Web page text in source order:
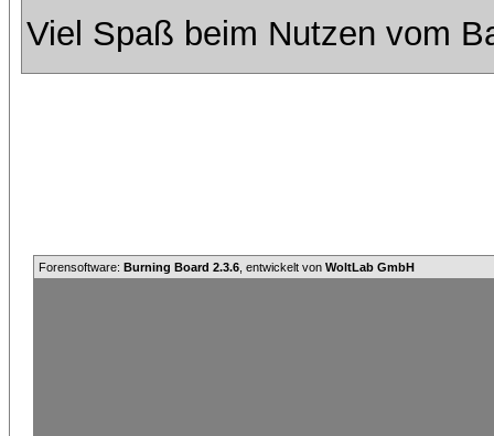
Viel Spaß beim Nutzen vom
Forensoftware: Burning Board 2.3.6 , entwickelt von WoltLab GmbH